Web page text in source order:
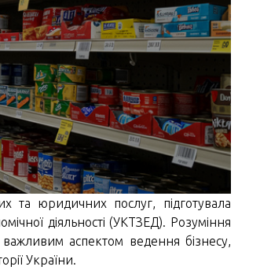
та юридичних послуг, підготувала
діяльності (УКТЗЕД). Розуміння
аспектом ведення бізнесу,
України.